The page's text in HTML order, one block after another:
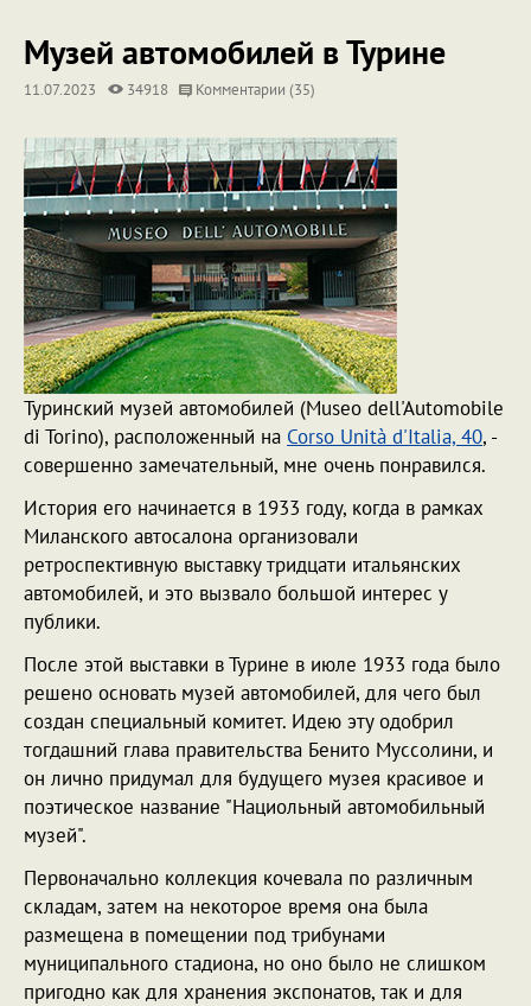
Музей автомобилей в Турине
11.07.2023 34918 Комментарии (35)
Туринский музей автомобилей (Museo dell'Automobile
di Torino), расположенный на Corso Unità d'Italia, 40, -
совершенно замечательный, мне очень понравился.
История его начинается в 1933 году, когда в рамках
Миланского автосалона организовали
ретроспективную выставку тридцати итальянских
автомобилей, и это вызвало большой интерес у
публики.
После этой выставки в Турине в июле 1933 года было
решено основать музей автомобилей, для чего был
создан специальный комитет. Идею эту одобрил
тогдашний глава правительства Бенито Муссолини, и
он лично придумал для будущего музея красивое и
поэтическое название "Нациольный автомобильный
музей".
Первоначально коллекция кочевала по различным
складам, затем на некоторое время она была
размещена в помещении под трибунами
муниципального стадиона, но оно было не слишком
пригодно как для хранения экспонатов, так и для